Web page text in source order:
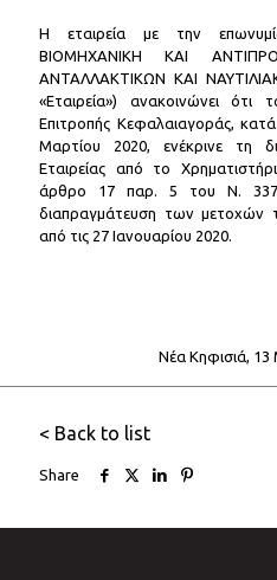
Η εταιρεία με την
ΒΙΟΜΗΧΑΝΙΚΗ ΚΑΙ
ΑΝΤΑΛΛΑΚΤΙΚΩΝ ΚΑΙ
«Εταιρεία») ανακοινώνει ότι
Επιτροπής Κεφαλαιαγοράς,
Μαρτίου 2020, ενέκρινε τη
Εταιρείας από το
άρθρο 17 παρ. 5 του Ν. 3371/
διαπραγμάτευση των μετοχών
από τις 27 Ιανουαρίου 2020.
Νέα Κηφισιά, 13
< Back to list
Share